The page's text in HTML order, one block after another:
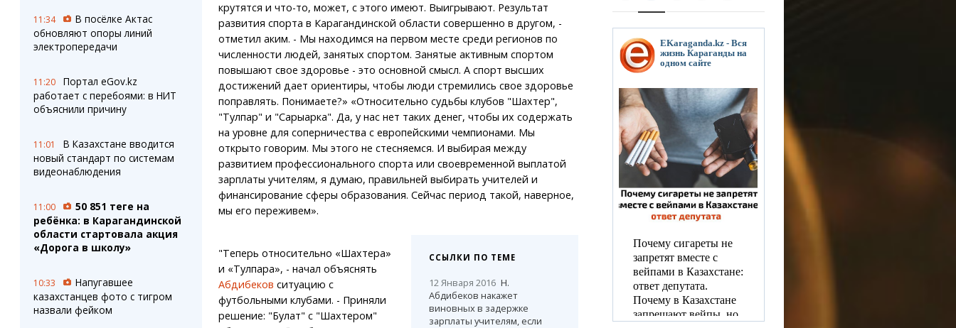
11:34
В посёлке Актас
обновляют опоры линий
электропередачи
11:20
Портал eGov.kz
работает с перебоями: в НИТ
объяснили причину
11:01
В Казахстане вводится
новый стандарт по системам
видеонаблюдения
11:00
50 851 теңге на
ребёнка: в Карагандинской
области стартовала акция
«Дорога в школу»
10:33
Напугавшее
казахстанцев фото с тигром
назвали фейком
крутятся и что-то, может, с этого имеют. Выигрывают. Результат
развития спорта в Карагандинской области совершенно в другом, -
отметил аким. - Мы находимся на первом месте среди регионов по
численности людей, занятых спортом. Занятые активным спортом
повышают свое здоровье - это основной смысл. А спорт высших
достижений дает ориентиры, чтобы люди стремились свое здоровье
поправлять. Понимаете?» «Относительно судьбы клубов "Шахтер",
"Тулпар" и "Сарыарка". Да, у нас нет таких денег, чтобы их содержать
на уровне для соперничества с европейскими чемпионами. Мы
открыто говорим. Мы этого не стесняемся. И выбирая между
развитием профессионального спорта или своевременной выплатой
зарплаты учителям, я думаю, правильней выбирать учителей и
финансирование сферы образования. Сейчас период такой, наверное,
мы его переживем».
ССЫЛКИ ПО ТЕМЕ
12 Января 2016 Н.
Абдибеков накажет
виновных в задержке
зарплаты учителям, если
"Теперь относительно «Шахтера»
и «Тулпара», - начал объяснять
Абдибеков ситуацию с
футбольными клубами. - Приняли
решение: "Булат" с "Шахтером"
EKaraganda.kz - Вся
жизнь Караганды на
одном сайте